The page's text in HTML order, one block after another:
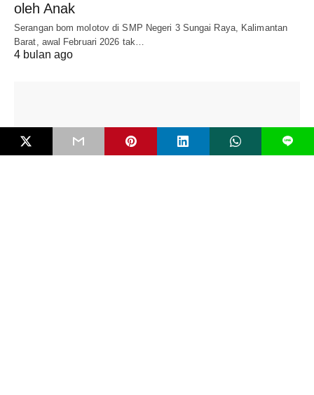
oleh Anak
Serangan bom molotov di SMP Negeri 3 Sungai Raya, Kalimantan
Barat, awal Februari 2026 tak…
4 bulan ago
L